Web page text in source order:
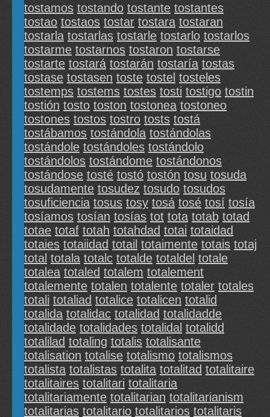
tostamos tostando tostante tostantes
tostao tostaos tostar tostara tostaran
tostarla tostarlas tostarle tostarlo tostarlos
tostarme tostarnos tostaron tostarse
tostarte tostará tostarán tostaría tostas
tostase tostasen toste tostel tosteles
tostemps tostems tostes tosti tostigo tostin
tostión tosto toston tostonea tostoneo
tostones tostos tostro tosts tostá
tostábamos tostándola tostándolas
tostándole tostándoles tostándolo
tostándolos tostándome tostándonos
tostándose tosté tostó tostón tosu tosuda
tosudamente tosudez tosudo tosudos
tosuficiencia tosus tosy tosá tosé tosí tosía
tosíamos tosían tosías tot tota totab totad
totae totaf totah totahdad totai totaidad
totaies totaiidad totail totaimente totais totaj
total totala totalc totalde totaldel totale
totalea totaled totalem totalement
totalemente totalen totalente totaler totales
totali totaliad totalice totalicen totalid
totalida totalidac totalidad totalidadde
totalidade totalidades totalidal totalidd
totalilad totaling totalis totalisante
totalisation totalise totalismo totalismos
totalista totalistas totalita totalitad totalitaire
totalitaires totalitari totalitaria
totalitariamente totalitarian totalitarianism
totalitarias totalitario totalitarios totalitaris